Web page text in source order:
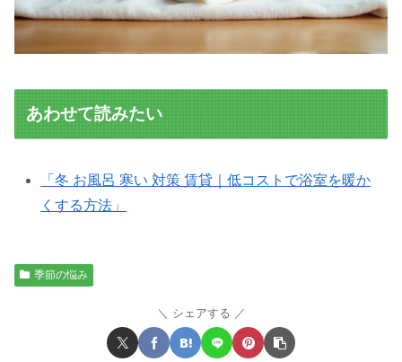
あわせて読みたい
「冬 お風呂 寒い 対策 賃貸｜低コストで浴室を暖か
くする方法」
季節の悩み
シェアする